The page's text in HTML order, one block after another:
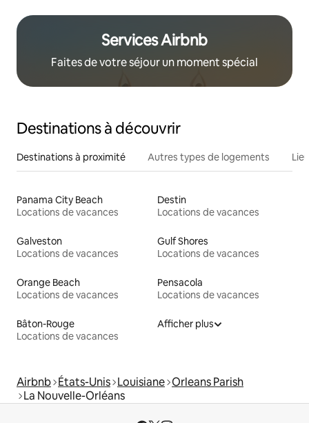
Services Airbnb
Faites de votre séjour un moment spécial
Destinations à découvrir
Destinations à proximité Autres types de logements
Panama City Beach
Locations de vacances
Destin
Locations de vacances
Galveston
Locations de vacances
Gulf Shores
Locations de vacances
Orange Beach
Locations de vacances
Pensacola
Locations de vacances
Bâton-Rouge
Locations de vacances
Afficher plus
Airbnb États-Unis Louisiane Orleans Parish
La Nouvelle-Orléans